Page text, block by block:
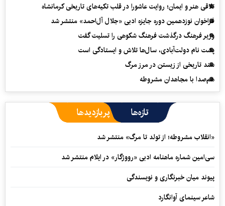
تلاقی هنر و ایمان؛ روایت عاشورا در قلب تکیه‌های تاریخی کرمانشاه
فراخوان نوزدهمین دوره جایزه ادبی «جلال آل‌احمد» منتشر شد
وزیر فرهنگ درگذشت فرهنگ شکوهی را تسلیت گفت
پشت نام دولت‌آبادی، سال‌ها تلاش و ایستادگی است
سند تاریخی از زیستن در مرز مرگ
هم‌صدا با مجاهدان مشروطه
تازه‌ها پربازدیدها
«انقلاب مشروطه؛ از تولد تا مرگ» منتشر شد
سی‌امین شماره ماهنامه‌ ادبی «رووژگار» در ایلام منتشر شد
پیوند میان خبرنگاری و نویسندگی
شاعر سینمای آوانگارد